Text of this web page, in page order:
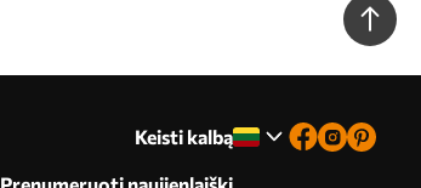
Keisti kalbą